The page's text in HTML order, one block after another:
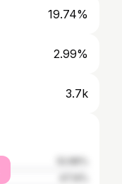
19.74%
2.99%
3.7k